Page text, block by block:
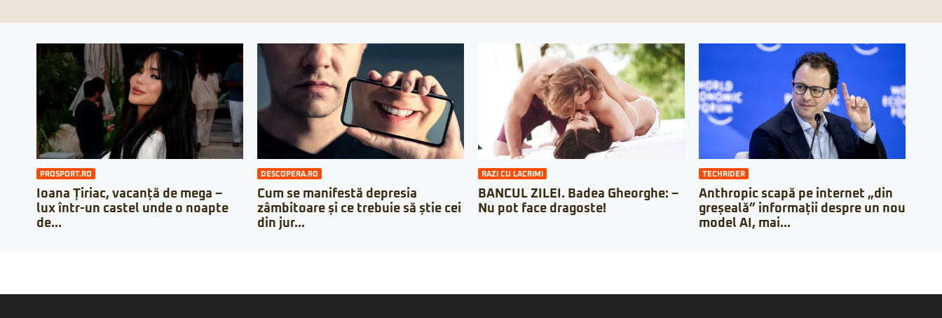
PROSPORT.RO
Ioana Țiriac, vacanță de mega –
lux într-un castel unde o noapte
de...
DESCOPERA.RO
Cum se manifestă depresia
zâmbitoare și ce trebuie să știe cei
din jur...
RAZI CU LACRIMI
BANCUL ZILEI. Badea Gheorghe: –
Nu pot face dragoste!
TECHRIDER
Anthropic scapă pe internet „din
greșeală” informații despre un nou
model AI, mai...